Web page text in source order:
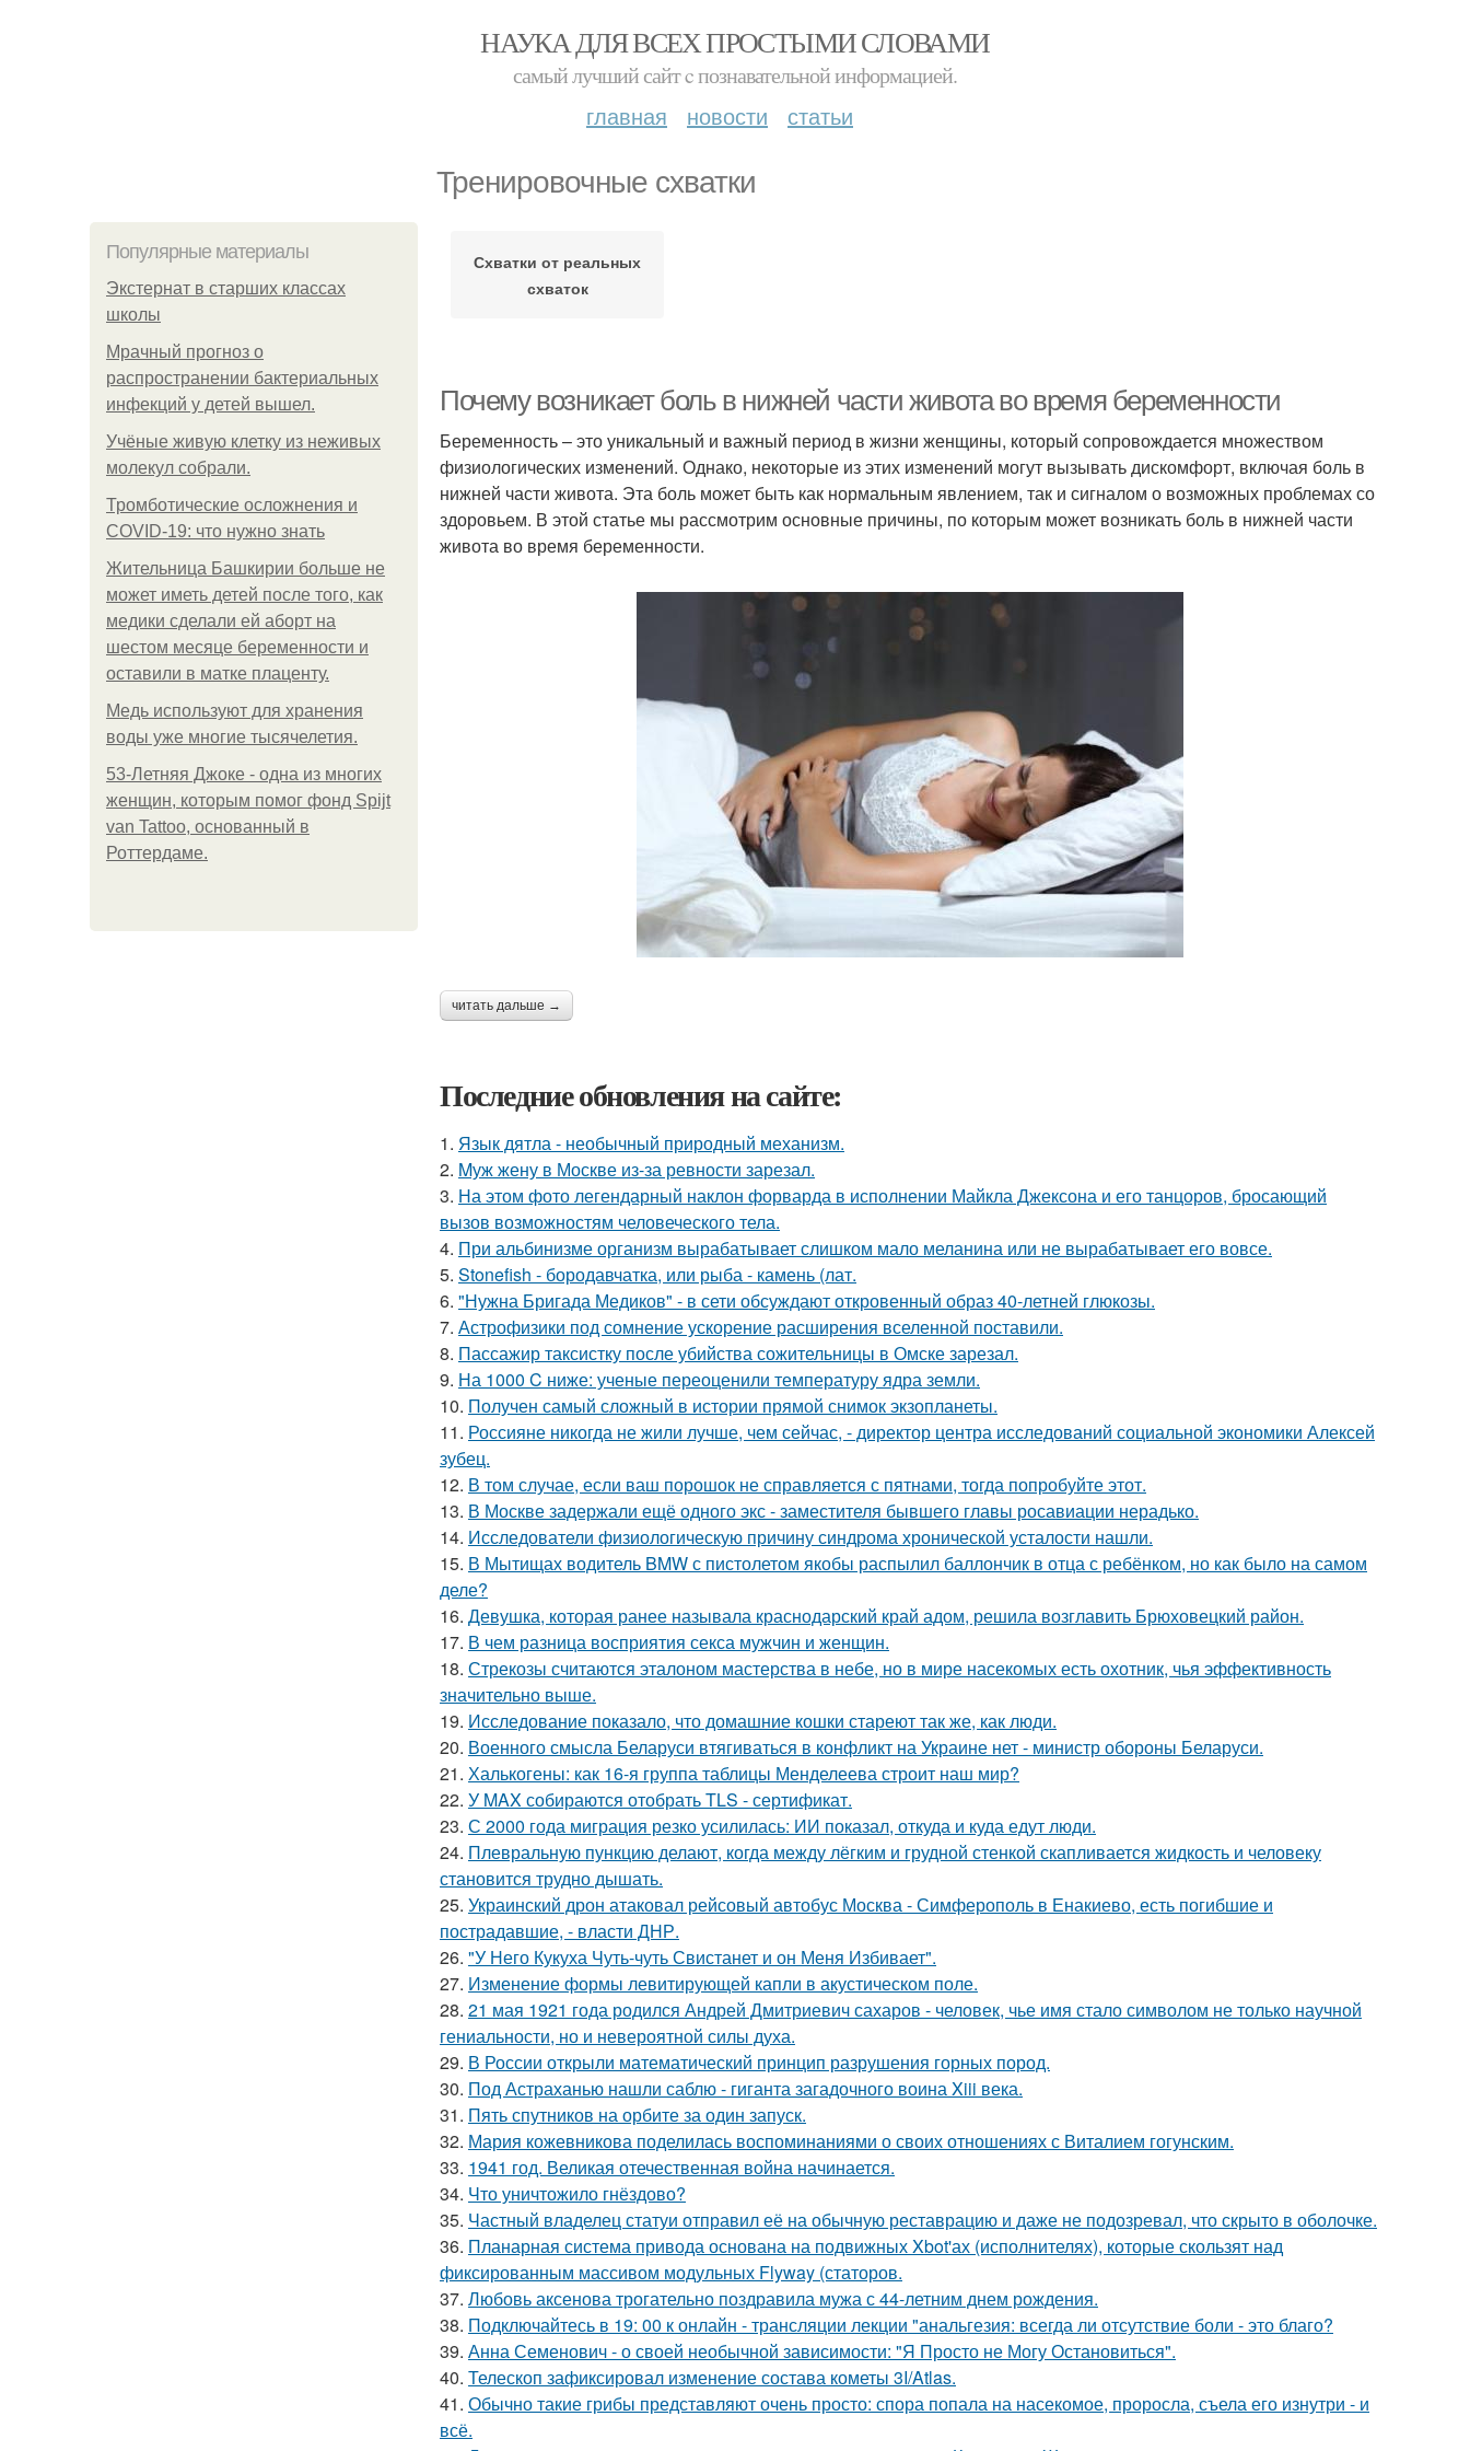
НАУКА ДЛЯ ВСЕХ ПРОСТЫМИ СЛОВАМИ
самый лучший сайт c познавательной информацией.
главная новости статьи
Тренировочные схватки
Популярные материалы
Экстернат в старших классах
школы
Мрачный прогноз о
распространении бактериальных
инфекций у детей вышел.
Учёные живую клетку из неживых
молекул собрали.
Тромботические осложнения и
COVID-19: что нужно знать
Жительница Башкирии больше не
может иметь детей после того, как
медики сделали ей аборт на
шестом месяце беременности и
оставили в матке плаценту.
Медь используют для хранения
воды уже многие тысячелетия.
53-Летняя Джоке - одна из многих
женщин, которым помог фонд Spijt
van Tattoo, основанный в
Роттердаме.
Схватки от реальных
схваток
Почему возникает боль в нижней части живота во время беременности
Беременность – это уникальный и важный период в жизни женщины, который сопровождается множеством
физиологических изменений. Однако, некоторые из этих изменений могут вызывать дискомфорт, включая боль в
нижней части живота. Эта боль может быть как нормальным явлением, так и сигналом о возможных проблемах со
здоровьем. В этой статье мы рассмотрим основные причины, по которым может возникать боль в нижней части
живота во время беременности.
читать дальше →
Последние обновления на сайте:
1. Язык дятла - необычный природный механизм.
2. Mуж жену в Москве из-за ревности зарезал.
3. На этом фото легендарный наклон форварда в исполнении Майкла Джексона и его танцоров, бросающий
вызов возможностям человеческого тела.
4. При альбинизме организм вырабатывает слишком мало меланина или не вырабатывает его вовсе.
5. Stonefish - бородавчатка, или рыба - камень (лат.
6. "Нужна Бригада Медиков" - в сети обсуждают откровенный образ 40-летней глюкозы.
7. Астрофизики под сомнение ускорение расширения вселенной поставили.
8. Пассажир таксистку после убийства сожительницы в Омске зарезал.
9. На 1000 C ниже: ученые переоценили температуру ядра земли.
10. Получен самый сложный в истории прямой снимок экзопланеты.
11. Россияне никогда не жили лучше, чем сейчас, - директор центра исследований социальной экономики Алексей
зубец.
12. В том случае, если ваш порошок не справляется с пятнами, тогда попробуйте этот.
13. В Москве задержали ещё одного экс - заместителя бывшего главы росавиации нерадько.
14. Исследователи физиологическую причину синдрома хронической усталости нашли.
15. В Мытищах водитель BMW с пистолетом якобы распылил баллончик в отца с ребёнком, но как было на самом
деле?
16. Девушка, которая ранее называла краснодарский край адом, решила возглавить Брюховецкий район.
17. В чем разница восприятия секса мужчин и женщин.
18. Стрекозы считаются эталоном мастерства в небе, но в мире насекомых есть охотник, чья эффективность
значительно выше.
19. Исследование показало, что домашние кошки стареют так же, как люди.
20. Военного смысла Беларуси втягиваться в конфликт на Украине нет - министр обороны Беларуси.
21. Халькогены: как 16-я группа таблицы Менделеева строит наш мир?
22. У MAX собираются отобрать TLS - сертификат.
23. С 2000 года миграция резко усилилась: ИИ показал, откуда и куда едут люди.
24. Плевральную пункцию делают, когда между лёгким и грудной стенкой скапливается жидкость и человеку
становится трудно дышать.
25. Украинский дрон атаковал рейсовый автобус Москва - Симферополь в Енакиево, есть погибшие и
пострадавшие, - власти ДНР.
26. "У Него Кукуха Чуть-чуть Свистанет и он Меня Избивает".
27. Изменение формы левитирующей капли в акустическом поле.
28. 21 мая 1921 года родился Андрей Дмитриевич сахаров - человек, чье имя стало символом не только научной
гениальности, но и невероятной силы духа.
29. В России открыли математический принцип разрушения горных пород.
30. Под Астраханью нашли саблю - гиганта загадочного воина Xiii века.
31. Пять спутников на орбите за один запуск.
32. Мария кожевникова поделилась воспоминаниями о своих отношениях с Виталием гогунским.
33. 1941 год. Великая отечественная война начинается.
34. Что уничтожило гнёздово?
35. Частный владелец статуи отправил её на обычную реставрацию и даже не подозревал, что скрыто в оболочке.
36. Планарная система привода основана на подвижных Xbot'ах (исполнителях), которые скользят над
фиксированным массивом модульных Flyway (статоров.
37. Любовь аксенова трогательно поздравила мужа с 44-летним днем рождения.
38. Подключайтесь в 19: 00 к онлайн - трансляции лекции "анальгезия: всегда ли отсутствие боли - это благо?
39. Анна Семенович - о своей необычной зависимости: "Я Просто не Могу Остановиться".
40. Телескоп зафиксировал изменение состава кометы 3I/Atlas.
41. Обычно такие грибы представляют очень просто: спора попала на насекомое, проросла, съела его изнутри - и
всё.